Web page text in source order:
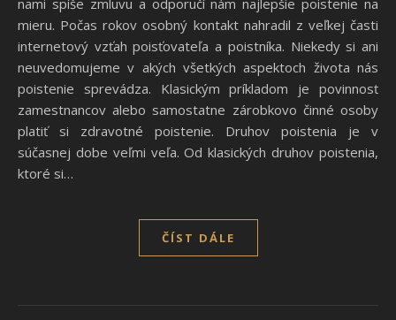
mieru. Počas rokov osobný kontakt nahradil z veľkej časti
internetový vzťah poisťovateľa a poistníka. Niekedy si ani
neuvedomujeme v akých všetkých aspektoch života nás
poistenie sprevádza. Klasickým príkladom je povinnosť
zamestnancov alebo samostatne zárobkovo činné osoby
platiť si zdravotné poistenie. Druhov poistenia je v
súčasnej dobe veľmi veľa. Od klasických druhov poistenia,
ktoré si…
ČÍST DÁLE